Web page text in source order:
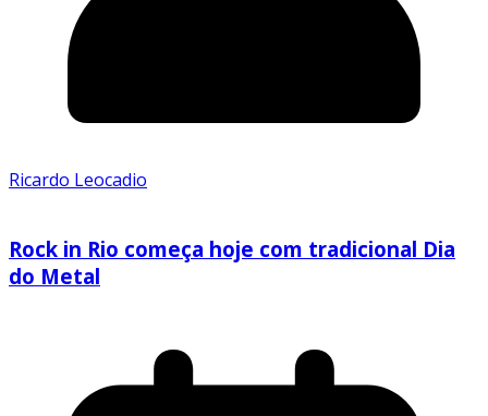
Ricardo Leocadio
Rock in Rio começa hoje com tradicional Dia
do Metal